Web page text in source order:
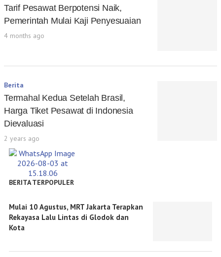
Tarif Pesawat Berpotensi Naik,
Pemerintah Mulai Kaji Penyesuaian
4 months ago
Berita
Termahal Kedua Setelah Brasil,
Harga Tiket Pesawat di Indonesia
Dievaluasi
2 years ago
BERITA TERPOPULER
Mulai 10 Agustus, MRT Jakarta Terapkan
Rekayasa Lalu Lintas di Glodok dan
Kota